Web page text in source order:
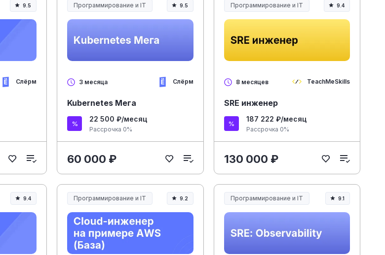
9.5
Слёрм
Программирование и IT 9.5
3 месяца Слёрм
Kubernetes Мега
22 500 ₽/месяц
Рассрочка 0%
60 000 ₽
Программирование и IT 9.4
8 месяцев TeachMeSkills
SRE инженер
187 222 ₽/месяц
Рассрочка 0%
130 000 ₽
9.4 Программирование и IT 9.2 Программирование и IT 9.1